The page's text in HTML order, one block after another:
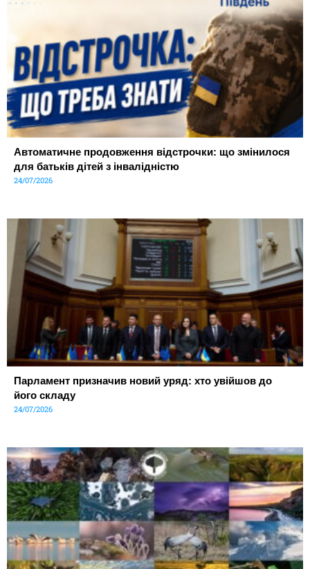
Автоматичне продовження відстрочки: що змінилося
для батьків дітей з інвалідністю
24/07/2026
Парламент призначив новий уряд: хто увійшов до
його складу
24/07/2026